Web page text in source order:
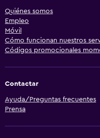
Quiénes somos
Empleo
Móvil
Cómo funcionan nuestros
Códigos promocionales
Contactar
Ayuda/Preguntas frecuentes
Prensa